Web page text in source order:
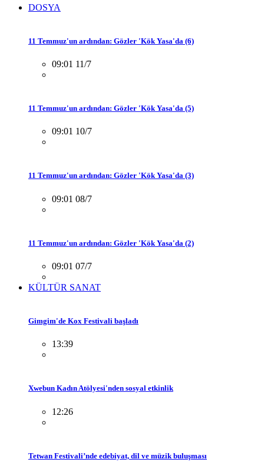
DOSYA
11 Temmuz'un ardından: Gözler 'Kök Yasa'da (6)
09:01 11/7
11 Temmuz'un ardından: Gözler 'Kök Yasa'da (5)
09:01 10/7
11 Temmuz'un ardından: Gözler 'Kök Yasa'da (3)
09:01 08/7
11 Temmuz'un ardından: Gözler 'Kök Yasa'da (2)
09:01 07/7
KÜLTÜR SANAT
Gimgim'de Kox Festivali başladı
13:39
Xwebun Kadın Atölyesi'nden sosyal etkinlik
12:26
Tetwan Festivali’nde edebiyat, dil ve müzik buluşması